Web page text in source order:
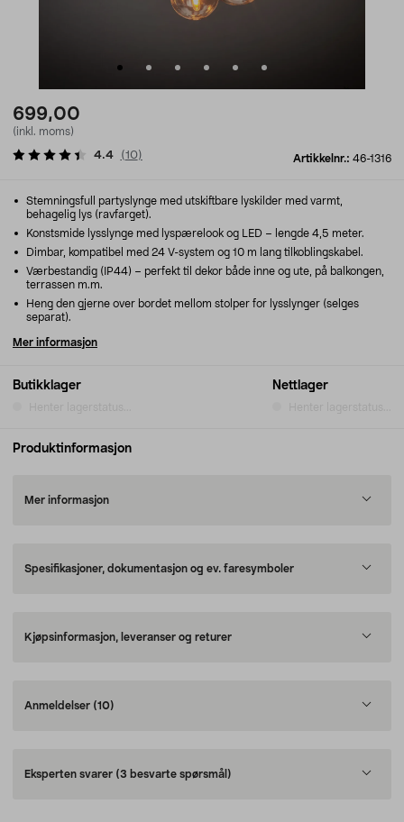
699,00
(inkl. moms)
Artikkelnr.: 46-1316
4.4 (10)
Butikklager Nettlager
Stemningsfull partyslynge med utskiftbare lyskilder med varmt,
behagelig lys (ravfarget).
Konstsmide lysslynge med lyspærelook og LED – lengde 4,5 meter.
Dimbar, kompatibel med 24 V-system og 10 m lang tilkoblingskabel.
Værbestandig (IP44) – perfekt til dekor både inne og ute, på balkongen,
terrassen m.m.
Heng den gjerne over bordet mellom stolper for lysslynger (selges
separat).
Mer informasjon
Produktinformasjon
Mer informasjon
Spesifikasjoner, dokumentasjon og ev. faresymboler
Kjøpsinformasjon, leveranser og returer
Anmeldelser (10)
Eksperten svarer (3 besvarte spørsmål)